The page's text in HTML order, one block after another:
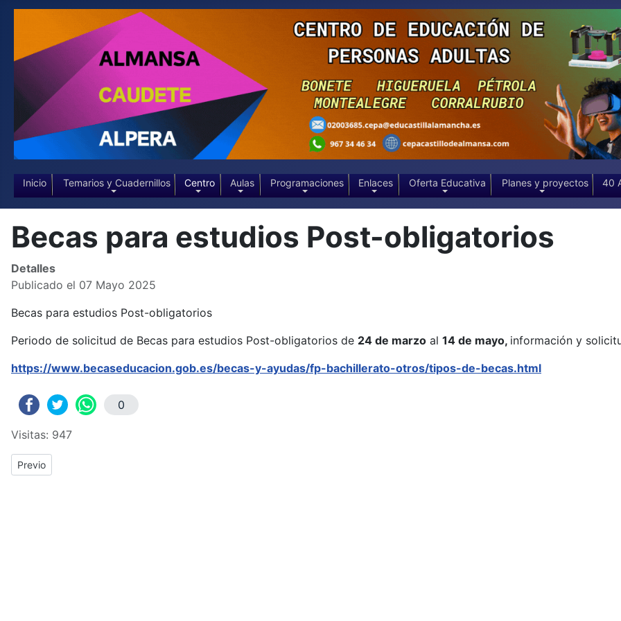
Inicio Temarios y Cuadernillos Centro Aulas Programaciones Enlaces Oferta Educativa Planes y proyectos 40
Becas para estudios Post-obligatorios
Detalles
Publicado el 07 Mayo 2025
Becas para estudios Post-obligatorios
Periodo de solicitud de Becas para estudios Post-obligatorios de 24 de marzo al 14 de mayo, información y
https://www.becaseducacion.gob.es/becas-y-ayudas/fp-bachillerato-otros/tipos-de-becas.html
0
Visitas: 947
Previous article: Charla de Orientación Académica y Profesional
Previo